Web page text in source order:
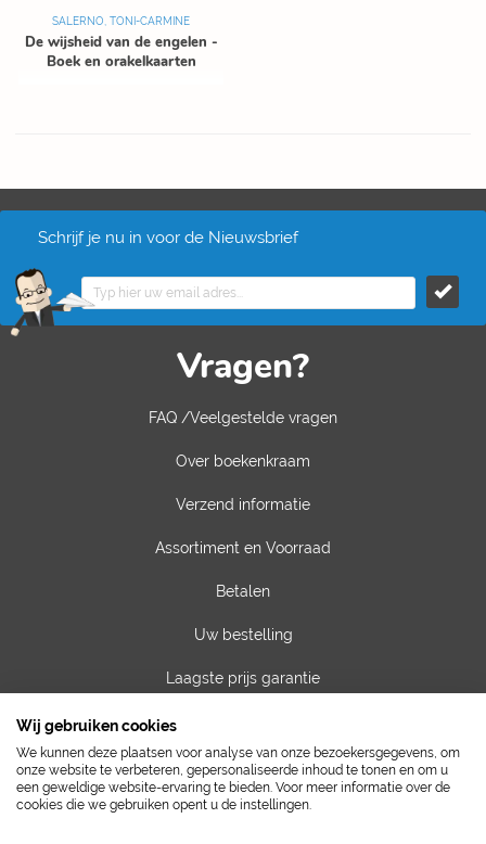
SALERNO, TONI-CARMINE
De wijsheid van de engelen -
Boek en orakelkaarten
Schrijf je nu in voor de Nieuwsbrief
Vragen?
FAQ /Veelgestelde vragen
Over boekenkraam
Verzend informatie
Assortiment en Voorraad
Betalen
Uw bestelling
Laagste prijs garantie
Privacy van gegevens
Algemene voorwaarden
Contact
Wij gebruiken cookies
We kunnen deze plaatsen voor analyse van onze bezoekersgegevens, om
onze website te verbeteren, gepersonaliseerde inhoud te tonen en om u
een geweldige website-ervaring te bieden. Voor meer informatie over de
cookies die we gebruiken opent u de instellingen.